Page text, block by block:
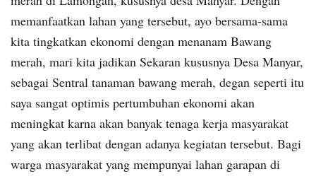
memanfaatkan lahan yang tersebut, ayo bersama-sama
kita tingkatkan ekonomi dengan menanam Bawang
merah, mari kita jadikan Sekaran kususnya Desa Manyar,
sebagai Sentral tanaman bawang merah, degan seperti itu
saya sangat optimis pertumbuhan ekonomi akan
meningkat karna akan banyak tenaga kerja masyarakat
yang akan terlibat dengan adanya kegiatan tersebut. Bagi
warga masyarakat yang mempunyai lahan garapan di